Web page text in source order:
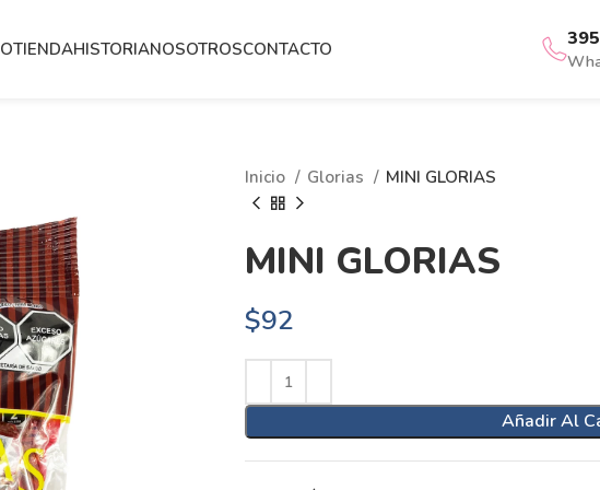
TIENDAHISTORIANOSOTROSCONTACTO
Inicio Glorias MINI GLORIAS
MINI GLORIAS
$92
Añadir Al